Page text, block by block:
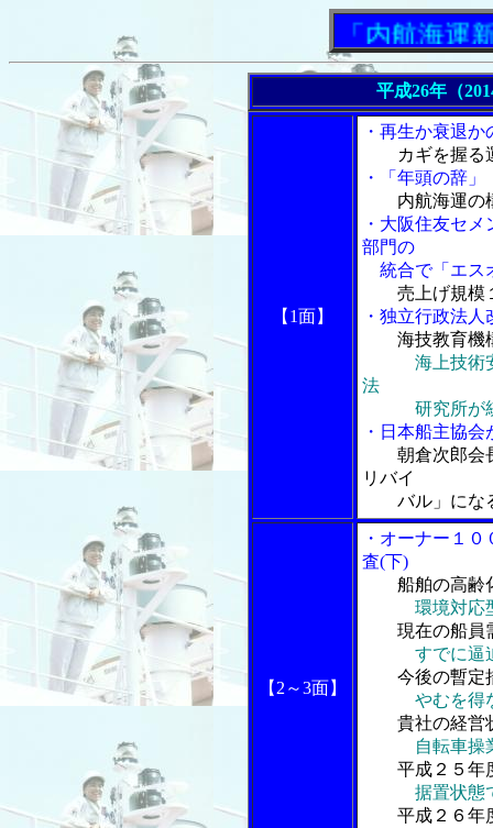
「内航海運新聞」
平成26年（
【1面】
・再生か衰退
カギを握る
・「年頭の辞
内航海運の
・大阪住友セ
部門の
統合で「エス
売上げ規模
・独立行政法
海技教育機
海上技術
法
研究所が
・日本船主協
朝倉次郎会
リバイ
バル」にな
【2～3面】
・オーナー１
査(下)
船舶の高齢
環境対応
現在の船員
すでに逼
今後の暫定
やむを得
貴社の経営
自転車操
平成２５年
据置状態
平成２６年